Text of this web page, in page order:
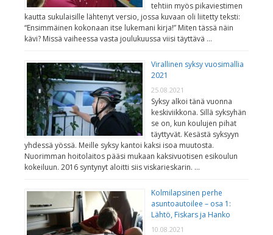
tehtiin myös pikaviestimen
kautta sukulaisille lähtenyt versio, jossa kuvaan oli liitetty teksti:
“Ensimmäinen kokonaan itse lukemani kirja!” Miten tässä näin
kävi? Missä vaiheessa vasta joulukuussa viisi täyttävä …
Virallinen syksy vuosimallia
2021
25.08.2021
Syksy alkoi tänä vuonna
keskiviikkona. Sillä syksyhän
se on, kun koulujen pihat
täyttyvät. Kesästä syksyyn
yhdessä yössä. Meille syksy kantoi kaksi isoa muutosta.
Nuorimman hoitolaitos pääsi mukaan kaksivuotisen esikoulun
kokeiluun. 2016 syntynyt aloitti siis viskarieskarin. …
Kolmilapsinen perhe
asuntoautoilee – osa 1:
Lähtö, Fiskars ja Hanko
10.08.2021